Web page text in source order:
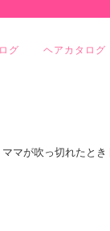
グ ヘアカタログ
ママが吹っ切れたと